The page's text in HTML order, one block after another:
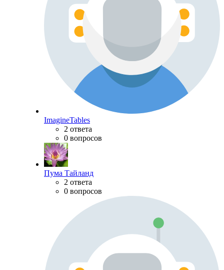
ImagineTables
2 ответа
0 вопросов
Пума Тайланд
2 ответа
0 вопросов